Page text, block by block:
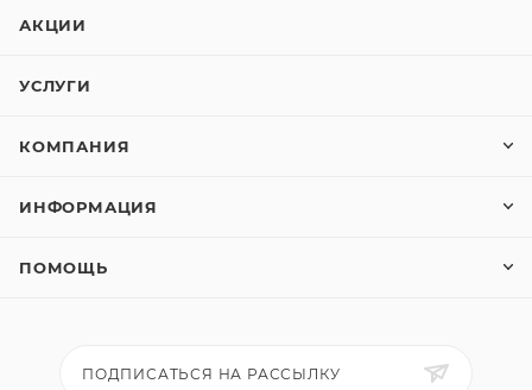
АКЦИИ
УСЛУГИ
КОМПАНИЯ
ИНФОРМАЦИЯ
ПОМОЩЬ
ПОДПИСАТЬСЯ НА РАССЫЛКУ